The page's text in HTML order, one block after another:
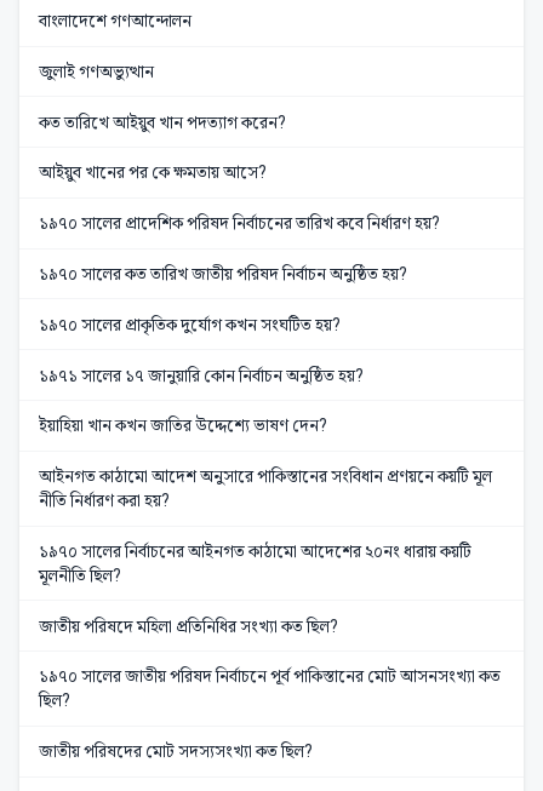
বাংলাদেশে গণআন্দোলন
জুলাই গণঅভ্যুত্থান
কত তারিখে আইয়ুব খান পদত্যাগ করেন?
আইয়ুব খানের পর কে ক্ষমতায় আসে?
১৯৭০ সালের প্রাদেশিক পরিষদ নির্বাচনের তারিখ কবে নির্ধারণ হয়?
১৯৭০ সালের কত তারিখ জাতীয় পরিষদ নির্বাচন অনুষ্ঠিত হয়?
১৯৭০ সালের প্রাকৃতিক দুর্যোগ কখন সংঘটিত হয়?
১৯৭১ সালের ১৭ জানুয়ারি কোন নির্বাচন অনুষ্ঠিত হয়?
ইয়াহিয়া খান কখন জাতির উদ্দেশ্যে ভাষণ দেন?
আইনগত কাঠামো আদেশ অনুসারে পাকিস্তানের সংবিধান প্রণয়নে কয়টি মূল
নীতি নির্ধারণ করা হয়?
১৯৭০ সালের নির্বাচনের আইনগত কাঠামো আদেশের ২০নং ধারায় কয়টি
মূলনীতি ছিল?
জাতীয় পরিষদে মহিলা প্রতিনিধির সংখ্যা কত ছিল?
১৯৭০ সালের জাতীয় পরিষদ নির্বাচনে পূর্ব পাকিস্তানের মোট আসনসংখ্যা কত
ছিল?
জাতীয় পরিষদের মোট সদস্যসংখ্যা কত ছিল?